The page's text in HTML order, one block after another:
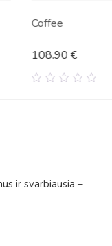
ir svarbiausia –